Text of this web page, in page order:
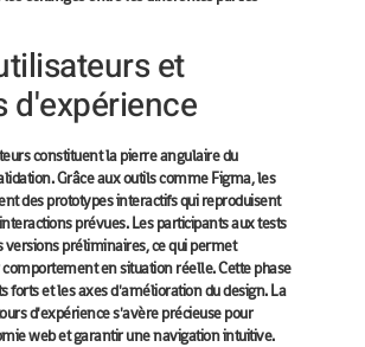
et
d'expérience
constituent la pierre angulaire du
Grâce aux outils comme Figma, les
des prototypes interactifs qui reproduisent
prévues. Les participants aux tests
préliminaires, ce qui permet
en situation réelle. Cette phase
forts et les axes d'amélioration du design. La
d'expérience s'avère précieuse pour
web et garantir une navigation intuitive.